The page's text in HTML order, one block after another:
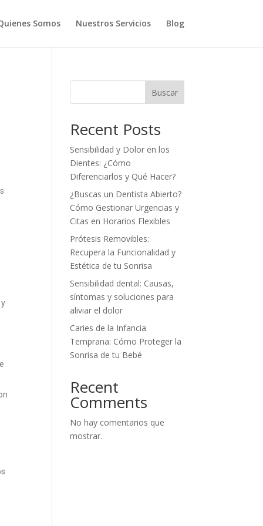
Somos Nuestros Servicios Blog
Buscar
Recent Posts
Sensibilidad y Dolor en los
Dientes: ¿Cómo
Diferenciarlos y Qué Hacer?
¿Buscas un Dentista Abierto?
Cómo Gestionar Urgencias y
Citas en Horarios Flexibles
Prótesis Removibles:
Recupera la Funcionalidad y
Estética de tu Sonrisa
Sensibilidad dental: Causas,
síntomas y soluciones para
aliviar el dolor
Caries de la Infancia
Temprana: Cómo Proteger la
Sonrisa de tu Bebé
Recent
Comments
No hay comentarios que
mostrar.